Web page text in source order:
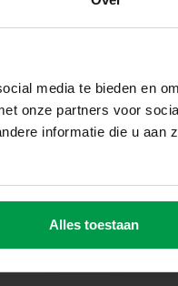
media te bieden en
onze partners voor
informatie die u aan
Alles toestaan
spel en leert kinderen
creativiteit en motorische